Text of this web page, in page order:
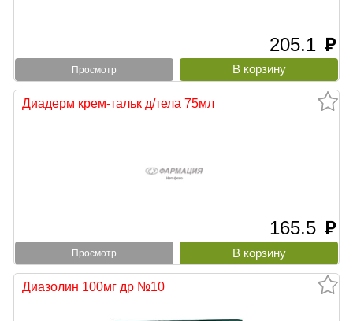
205.1 руб
Просмотр
Диадерм крем-тальк д/тела 75мл
165.5 руб
Просмотр
Диазолин 100мг др №10